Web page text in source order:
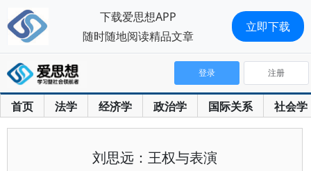
首页 法学 经济学 政治学 国际关系 社会学
登录 注册
刘思远：王权与表演
下载爱思想APP
随时随地阅读精品文章
立即下载